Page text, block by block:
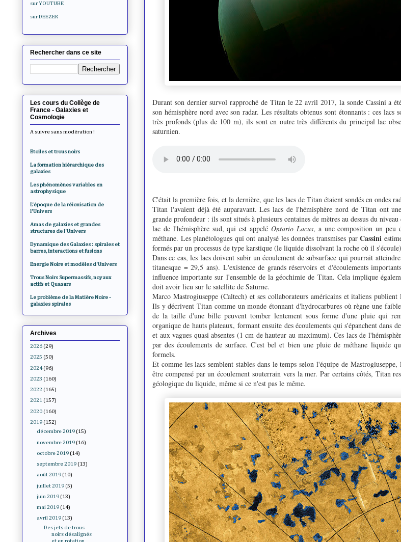
Durant son dernier survol rapproché de Titan le 22 avril 2017, la sonde Cassini a
son hémisphère nord avec son radar. Les résultats obtenus sont étonnants : ces
très profonds (plus de 100 m), ils sont en outre très différents du principal lac
saturnien.
C'était la première fois, et la dernière, que les lacs de Titan étaient sondés en ondes
Titan l'avaient déjà été auparavant. Les lacs de l'hémisphère nord de Titan ont
grande profondeur : ils sont situés à plusieurs centaines de mètres au dessus du
lac de l'hémisphère sud, qui est appelé Ontario Lacus, a une composition un peu
méthane. Les planétologues qui ont analysé les données transmises parCassini
formés par un processus de type karstique (le liquide dissolvant la roche où il
Dans ce cas, les lacs doivent subir un écoulement de subsurface qui pourrait
titanesque = 29,5 ans). L'existence de grands réservoirs et d'écoulements
influence importante sur l'ensemble de la géochimie de Titan. Cela implique
doit avoir lieu sur le satellite de Saturne.
Marco Mastrogiuseppe (Caltech) et ses collaborateurs américains et italiens
Ils y décrivent Titan comme un monde étonnant d'hydrocarbures où règne une
de la taille d'une bille peuvent tomber lentement sous forme d'une pluie qui
organique de hauts plateaux, formant ensuite des écoulements qui s'épanchent dans
et aux vagues quasi absentes (1 cm de hauteur au maximum). Ces lacs de
par des écoulements de surface. C'est bel et bien une pluie de méthane liquide
formels.
Et comme les lacs semblent stables dans le temps selon l'équipe deMastrogiuseppe,
être compensé par un écoulement souterrain vers la mer. Par certains côtés, Titan
géologique du liquide, même si ce n'est pas le même.
sur YOUTUBE
sur DEEZER
Rechercher dans ce site
Les cours du Collège de
France - Galaxies et
Cosmologie
A suivre sans modération !
Etoiles et trous noirs
La formation hiérarchique des
galaxies
Les phénomènes variables en
astrophysique
L'époque de la réionisation de
l'Univers
Amas de galaxies et grandes
structures de l'Univers
Dynamique des Galaxies : spirales et
barres, interactions et fusions
Energie Noire et modèles d'Univers
Trous Noirs Supermassifs, noyaux
actifs et Quasars
Le problème de la Matière Noire -
galaxies spirales
Archives
2026 (29)
2025 (50)
2024 (96)
2023 (160)
2022 (165)
2021 (157)
2020 (160)
2019 (152)
décembre 2019 (15)
novembre 2019 (16)
octobre 2019 (14)
septembre 2019 (13)
août 2019 (10)
juillet 2019 (5)
juin 2019 (13)
mai 2019 (14)
avril 2019 (13)
Des jets de trous
noirs désalignés
et en rotation